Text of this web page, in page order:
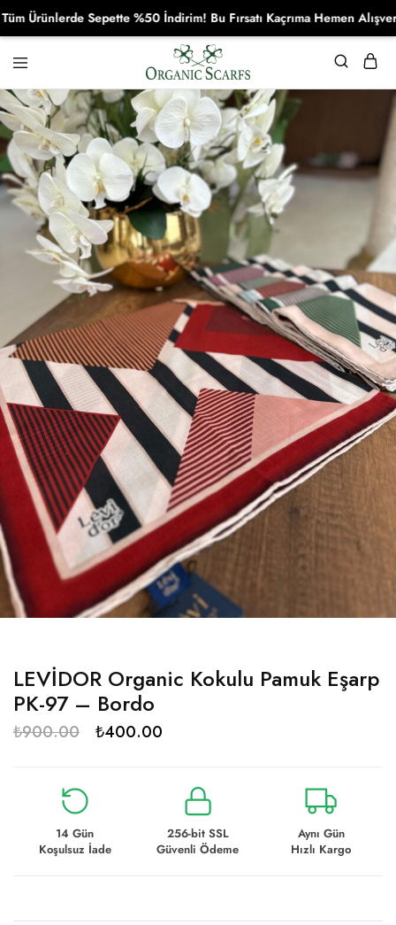
Organikscarf
LEVİDOR Organic Kokulu Pamuk Eşarp
PK-97 – Bordo
₺900.00 ₺400.00
14 Gün
Koşulsuz İade
256-bit SSL
Güvenli Ödeme
Aynı Gün
Hızlı Kargo
Sepette %50 İndirim! Bu Fırsatı Kaçrıma Hemen Alışverişe